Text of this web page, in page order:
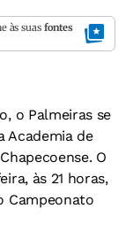
às suas fontes
o Palmeiras se
Academia de
O
às 21 horas,
Campeonato